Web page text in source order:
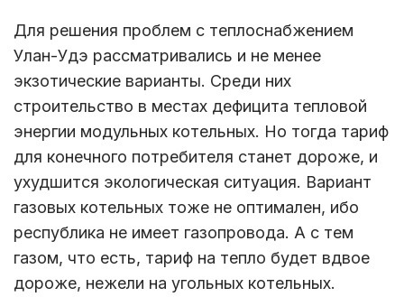
Для решения проблем с теплоснабжением
Улан-Удэ рассматривались и не менее
экзотические варианты. Среди них
строительство в местах дефицита тепловой
энергии модульных котельных. Но тогда тариф
для конечного потребителя станет дороже, и
ухудшится экологическая ситуация. Вариант
газовых котельных тоже не оптимален, ибо
республика не имеет газопровода. А с тем
газом, что есть, тариф на тепло будет вдвое
дороже, нежели на угольных котельных.